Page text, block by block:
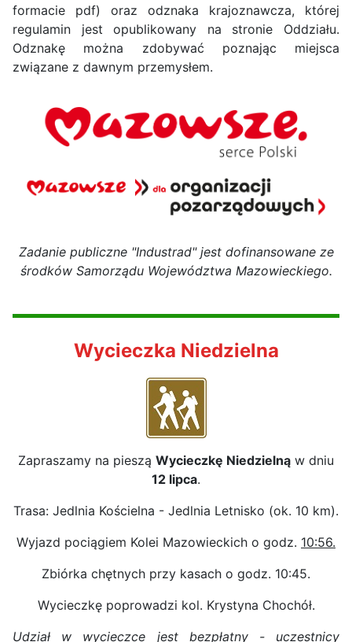
formacie pdf) oraz odznaka krajoznawcza, której
regulamin jest opublikowany na stronie Oddziału.
Odznakę można zdobywać poznając miejsca
związane z dawnym przemysłem.
Zadanie publiczne "Industrad" jest dofinansowane ze
środków Samorządu Województwa Mazowieckiego.
Wycieczka Niedzielna
Zapraszamy na pieszą Wycieczkę Niedzielną w dniu
12 lipca.
Trasa: Jedlnia Kościelna - Jedlnia Letnisko (ok. 10 km).
Wyjazd pociągiem Kolei Mazowieckich o godz. 10:56.
Zbiórka chętnych przy kasach o godz. 10:45.
Wycieczkę poprowadzi kol. Krystyna Chochół.
Udział w wycieczce jest bezpłatny - uczestnicy